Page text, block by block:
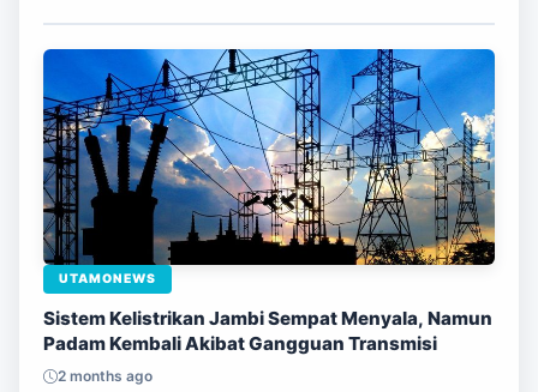
UTAMONEWS
Sistem Kelistrikan Jambi Sempat Menyala, Namun
Padam Kembali Akibat Gangguan Transmisi
2 months ago